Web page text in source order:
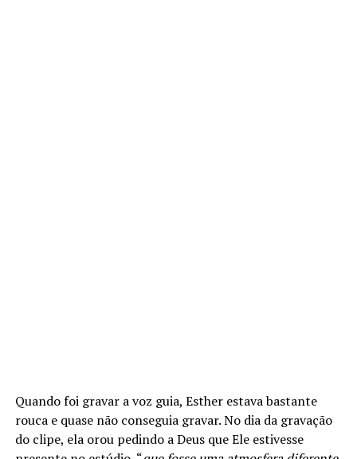
Quando foi gravar a voz guia, Esther estava bastante
rouca e quase não conseguia gravar. No dia da gravação
do clipe, ela orou pedindo a Deus que Ele estivesse